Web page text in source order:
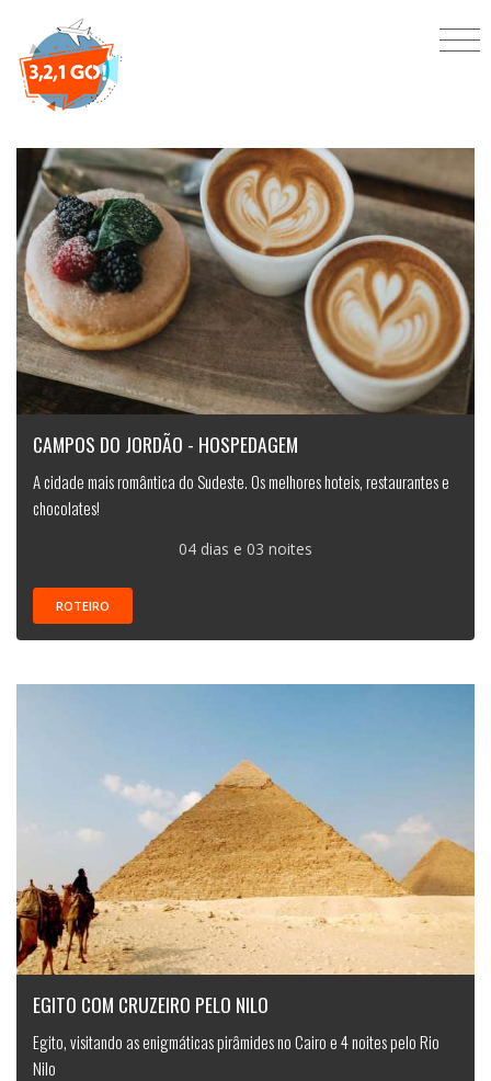
Lua de mel
CAMPOS DO JORDÃO - HOSPEDAGEM
A cidade mais romântica do Sudeste. Os melhores hoteis, restaurantes e
chocolates!
04 dias e 03 noites
ROTEIRO
EGITO COM CRUZEIRO PELO NILO
Egito, visitando as enigmáticas pirâmides no Cairo e 4 noites pelo Rio
Nilo